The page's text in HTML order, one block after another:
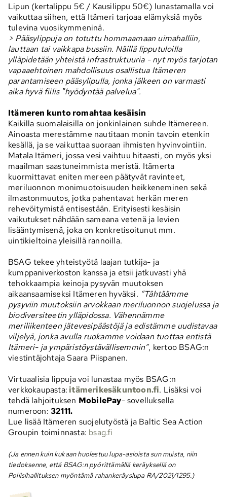
Lipun (kertalippu 5€ / Kausilippu 50€) lunastamalla voi
vaikuttaa siihen, että Itämeri tarjoaa elämyksiä myös
tulevina vuosikymmeninä.
> Pääsylippuja on totuttu hommaamaan uimahalliin,
lauttaan tai vaikkapa bussiin. Näillä lipputuloilla
ylläpidetään yhteistä infrastruktuuria - nyt myös tarjotan
vapaaehtoinen mahdollisuus osallistua Itämeren
parantamiseen pääsylipulla, jonka jälkeen on varmasti
aika hyvä fiilis "hyödyntää palvelua".
Itämeren kunto romahtaa kesäisin
Kaikilla suomalaisilla on jonkinlainen suhde Itämereen.
Ainoasta merestämme nautitaan monin tavoin etenkin
kesällä, ja se vaikuttaa suoraan ihmisten hyvinvointiin.
Matala Itämeri, jossa vesi vaihtuu hitaasti, on myös yksi
maailman saastuneimmista meristä. Itämerta
kuormittavat eniten mereen päätyvät ravinteet,
meriluonnon monimuotoisuuden heikkeneminen sekä
ilmastonmuutos, jotka pahentavat herkän meren
rehevöitymistä entisestään. Erityisesti kesäisin
vaikutukset nähdään sameana vetenä ja levien
lisääntymisenä, joka on konkretisoitunut mm.
uintikieltoina yleisillä rannoilla.
BSAG tekee yhteistyötä laajan tutkija- ja
kumppaniverkoston kanssa ja etsii jatkuvasti yhä
tehokkaampia keinoja pysyvän muutoksen
aikaansaamiseksi Itämeren hyväksi. “Tähtäämme
pysyviin muutoksiin arvokkaan meriluonnon suojelussa ja
biodiversiteetin ylläpidossa. Vähennämme
meriliikenteen jätevesipäästöjä ja edistämme uudistavaa
viljelyä, jonka avulla ruokamme voidaan tuottaa entistä
Itämeri- ja ympäristöystävällisemmin”, kertoo BSAG:n
viestintäjohtaja Saara Piispanen.
Virtuaalisia lippuja voi lunastaa myös BSAG:n
verkkokaupasta: itämerikesäkuntoon.fi. Lisäksi voi
tehdä lahjoituksen MobilePay- sovelluksella
numeroon: 32111.
Lue lisää Itämeren suojelutyöstä ja Baltic Sea Action
Groupin toiminnasta: bsag.fi
(Ja ennen kuin kukaan huolestuu lupa-asioista sun muista, niin
tiedoksenne, että BSAG:n pyörittämällä keräyksellä on
Poliisihallituksen myöntämä rahankeräyslupa RA/2021/1295.)